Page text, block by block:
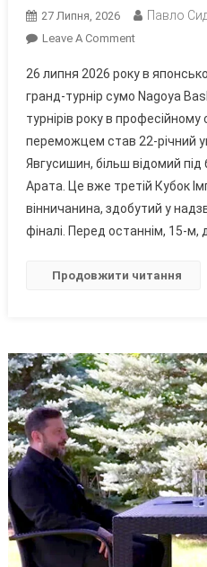
27 Липня, 2026 Павло
Leave A CommentOn
Аонішікі
Втретє
Виграв
Головний
Трофей
Японського
Сумо
26 липня 2026 року в
гранд-турнір сумо Nagoya
турнірів року в
переможцем став 22-річний
Явгусишин, більш відомий під
Арата. Це вже третій Кубок
вінничанина, здобутий у
фіналі. Перед останнім, 15-м,
Продовжити читання